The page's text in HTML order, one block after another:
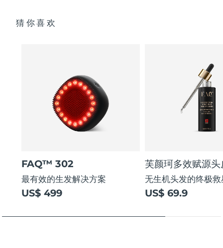
猜你喜欢
FAQ™ 302
最有效的生发解决方案
US$ 499
芙颜珂多效赋源
无生机头发的终极救
US$ 69.9